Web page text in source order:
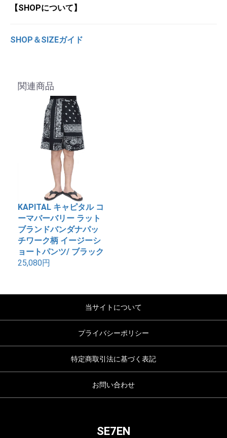
【SHOPについて】
SHOP＆SIZEガイド
関連商品
KAPITAL キャピタル コ
ーマバーバリー ラット
ブランドバンダナパッ
チワーク柄 イージーシ
ョートパンツ/ ブラック
25,080円
当サイトについて
プライバシーポリシー
特定商取引法に基づく表記
お問い合わせ
SE7EN